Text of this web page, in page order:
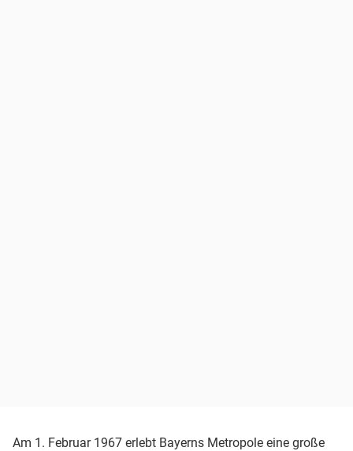
Am 1. Februar 1967 erlebt Bayerns Metropole eine große